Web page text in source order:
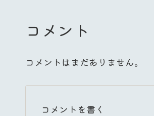
コメント
コメントはまだありません。
コメントを書く